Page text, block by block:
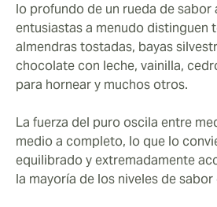
lo profundo de un rueda de sabor
entusiastas a menudo distinguen
almendras tostadas, bayas
chocolate con leche, vainilla,
para hornear y muchos otros.
La fuerza del puro oscila entre
medio a completo, lo que lo
equilibrado y extremadamente
la mayoría de los niveles de